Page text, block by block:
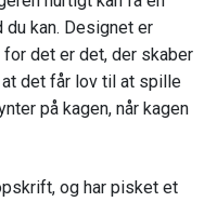
du kan. Designet er
det er det, der skaber
det får lov til at spille
på kagen, når kagen
og har pisket et